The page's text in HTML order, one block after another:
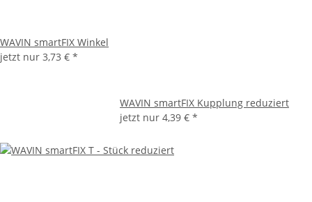
WAVIN smartFIX Winkel
jetzt nur 3,73 € *
WAVIN smartFIX Kupplung reduziert
jetzt nur 4,39 € *